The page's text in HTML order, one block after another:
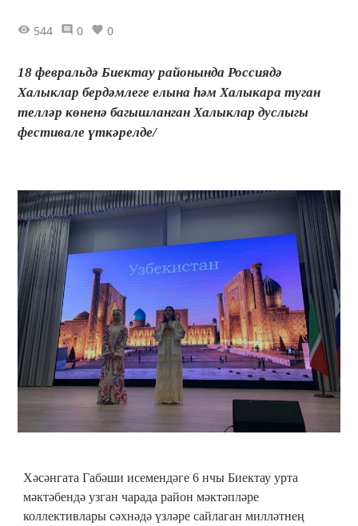
544 0 0
18 февральдә Биектау районында Россиядә
Халыклар бердәмлеге елына һәм Халыкара туган
телләр көненә багышланган Халыклар дуслыгы
фестивале үткәрелде/
Хәсәнгата Габәши исемендәге 6 нчы Биектау урта
мәктәбендә узган чарада район мәктәпләре
коллективлары сәхнәдә үзләре сайлаган милләтнең